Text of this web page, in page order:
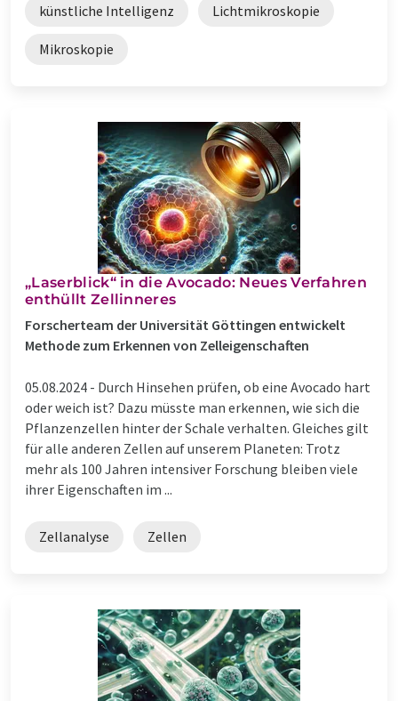
künstliche Intelligenz Lichtmikroskopie
Mikroskopie
„Laserblick“ in die Avocado: Neues Verfahren
enthüllt Zellinneres
Forscherteam der Universität Göttingen entwickelt
Methode zum Erkennen von Zelleigenschaften
05.08.2024 - Durch Hinsehen prüfen, ob eine Avocado hart
oder weich ist? Dazu müsste man erkennen, wie sich die
Pflanzenzellen hinter der Schale verhalten. Gleiches gilt
für alle anderen Zellen auf unserem Planeten: Trotz
mehr als 100 Jahren intensiver Forschung bleiben viele
ihrer Eigenschaften im ...
Zellanalyse Zellen